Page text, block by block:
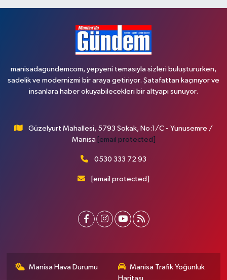
manisadagundemcom, yepyeni temasıyla sizleri buluştururken,
sadelik ve modernizmi bir araya getiriyor. Şatafattan kaçınıyor ve
insanlara haber okuyabilecekleri bir altyapı sunuyor.
Güzelyurt Mahallesi, 5793 Sokak, No:1/C - Yunusemre /
Manisa [email protected]
0530 333 72 93
[email protected]
Manisa Hava Durumu
Manisa Trafik Yoğunluk
Haritası